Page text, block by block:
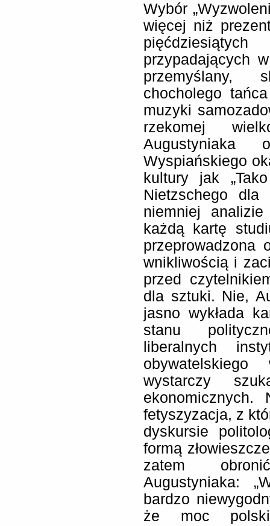
Wybór
więcej niż
przypadających
przemyślany,
chocholego
muzyki
rzekomej
Augustyniaka
Wyspiańskiego
kultury jak
Nietzschego dla
niemniej analizie
każdą kartę
przeprowadzona
wnikliwością i
przed
dla sztuki. Nie,
jasno wykłada
stanu
liberalnych
obywatelskiego
wystarczy
fetyszyzacja, z
dyskursie
formą
zatem
Augustyniaka:
bardzo
że moc